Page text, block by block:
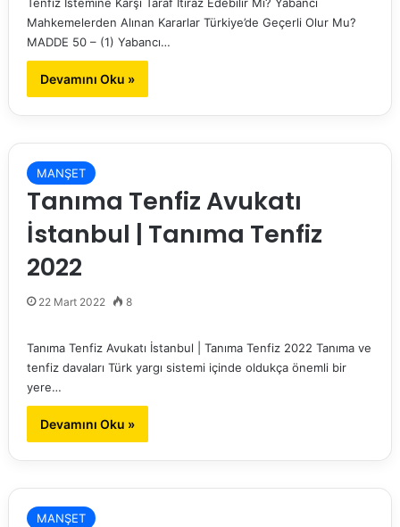
Tenfiz İstemine Karşı Taraf İtiraz Edebilir Mi? Yabancı
Mahkemelerden Alınan Kararlar Türkiye’de Geçerli Olur Mu?
MADDE 50 – (1) Yabancı…
Devamını Oku »
MANŞET
Tanıma Tenfiz Avukatı
İstanbul | Tanıma Tenfiz
2022
22 Mart 2022 8
Tanıma Tenfiz Avukatı İstanbul | Tanıma Tenfiz 2022 Tanıma ve
tenfiz davaları Türk yargı sistemi içinde oldukça önemli bir
yere…
Devamını Oku »
MANŞET